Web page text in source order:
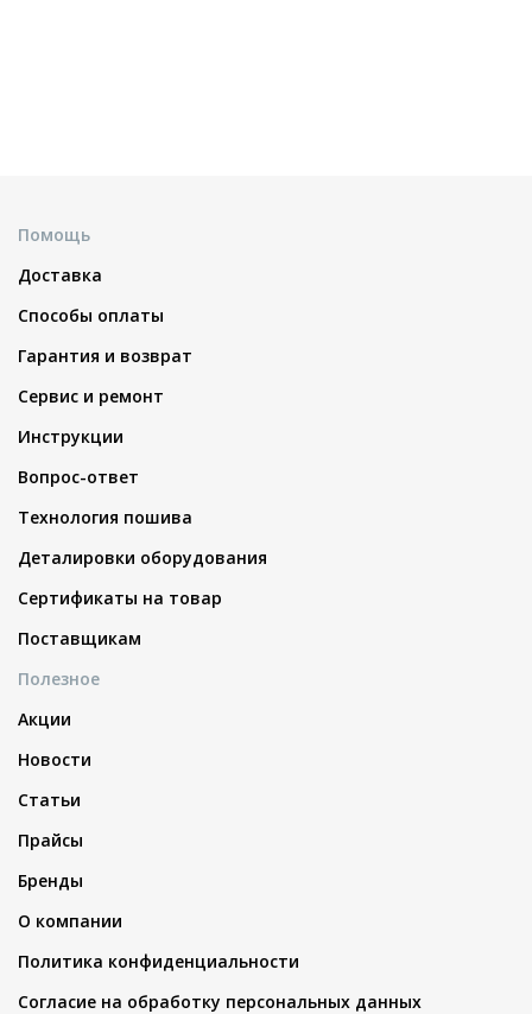
Помощь
Доставка
Способы оплаты
Гарантия и возврат
Сервис и ремонт
Инструкции
Вопрос-ответ
Технология пошива
Деталировки оборудования
Сертификаты на товар
Поставщикам
Полезное
Акции
Новости
Статьи
Прайсы
Бренды
О компании
Политика конфиденциальности
Согласие на обработку персональных данных